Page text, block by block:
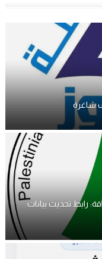
شاغرة
رابط تحديث بيانات